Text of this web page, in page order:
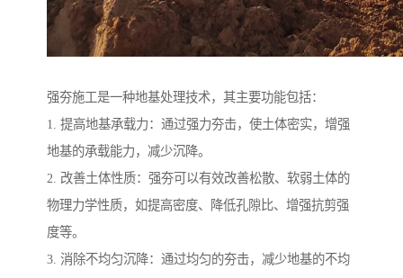
强夯施工是一种地基处理技术，其主要功能包括：
1. 提高地基承载力：通过强力夯击，使土体密实，增强
地基的承载能力，减少沉降。
2. 改善土体性质：强夯可以有效改善松散、软弱土体的
物理力学性质，如提高密度、降低孔隙比、增强抗剪强
度等。
3. 消除不均匀沉降：通过均匀的夯击，减少地基的不均